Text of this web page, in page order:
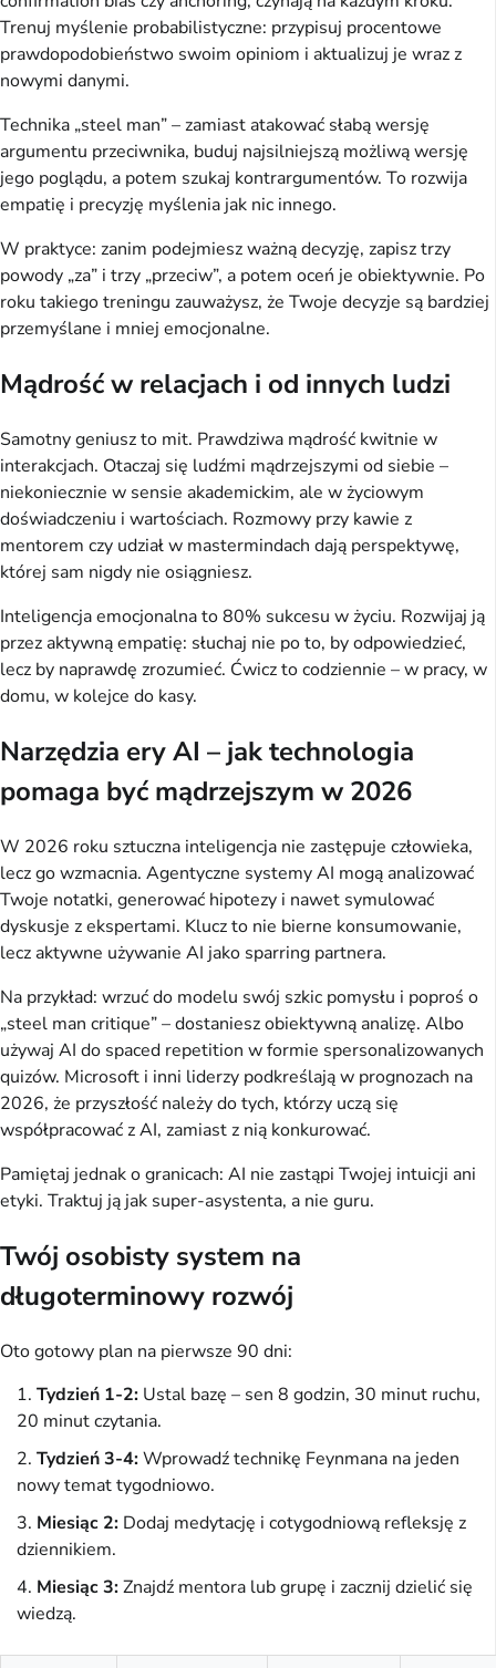
Trenuj myślenie probabilistyczne: przypisuj procentowe
prawdopodobieństwo swoim opiniom i aktualizuj je wraz z
nowymi danymi.
Technika „steel man” – zamiast atakować słabą wersję
argumentu przeciwnika, buduj najsilniejszą możliwą wersję
jego poglądu, a potem szukaj kontrargumentów. To rozwija
empatię i precyzję myślenia jak nic innego.
W praktyce: zanim podejmiesz ważną decyzję, zapisz trzy
powody „za” i trzy „przeciw”, a potem oceń je obiektywnie. Po
roku takiego treningu zauważysz, że Twoje decyzje są bardziej
przemyślane i mniej emocjonalne.
Mądrość w relacjach i od innych ludzi
Samotny geniusz to mit. Prawdziwa mądrość kwitnie w
interakcjach. Otaczaj się ludźmi mądrzejszymi od siebie –
niekoniecznie w sensie akademickim, ale w życiowym
doświadczeniu i wartościach. Rozmowy przy kawie z
mentorem czy udział w mastermindach dają perspektywę,
której sam nigdy nie osiągniesz.
Inteligencja emocjonalna to 80% sukcesu w życiu. Rozwijaj ją
przez aktywną empatię: słuchaj nie po to, by odpowiedzieć,
lecz by naprawdę zrozumieć. Ćwicz to codziennie – w pracy, w
domu, w kolejce do kasy.
Narzędzia ery AI – jak technologia
pomaga być mądrzejszym w 2026
W 2026 roku sztuczna inteligencja nie zastępuje człowieka,
lecz go wzmacnia. Agentyczne systemy AI mogą analizować
Twoje notatki, generować hipotezy i nawet symulować
dyskusje z ekspertami. Klucz to nie bierne konsumowanie,
lecz aktywne używanie AI jako sparring partnera.
Na przykład: wrzuć do modelu swój szkic pomysłu i poproś o
„steel man critique” – dostaniesz obiektywną analizę. Albo
używaj AI do spaced repetition w formie spersonalizowanych
quizów. Microsoft i inni liderzy podkreślają w prognozach na
2026, że przyszłość należy do tych, którzy uczą się
współpracować z AI, zamiast z nią konkurować.
Pamiętaj jednak o granicach: AI nie zastąpi Twojej intuicji ani
etyki. Traktuj ją jak super-asystenta, a nie guru.
Twój osobisty system na
długoterminowy rozwój
Oto gotowy plan na pierwsze 90 dni:
Tydzień 1-2: Ustal bazę – sen 8 godzin, 30 minut ruchu,
20 minut czytania.
Tydzień 3-4:Wprowadź technikę Feynmana na jeden
nowy temat tygodniowo.
Miesiąc 2: Dodaj medytację i cotygodniową refleksję z
dziennikiem.
Miesiąc 3:Znajdź mentora lub grupę i zacznij dzielić się
wiedzą.